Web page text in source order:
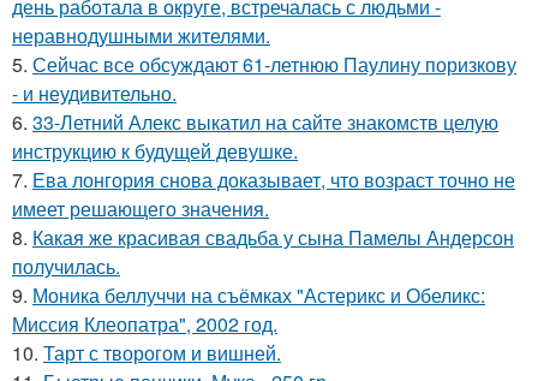
день работала в округе, встречалась с людьми -
неравнодушными жителями.
5. Сейчас все обсуждают 61-летнюю Паулину поризкову
- и неудивительно.
6. 33-Летний Алекс выкатил на сайте знакомств целую
инструкцию к будущей девушке.
7. Ева лонгория снова доказывает, что возраст точно не
имеет решающего значения.
8. Какая же красивая свадьба у сына Памелы Андерсон
получилась.
9. Моника беллуччи на съёмках "Астерикс и Обеликс:
Миссия Клеопатра", 2002 год.
10. Тарт с творогом и вишней.